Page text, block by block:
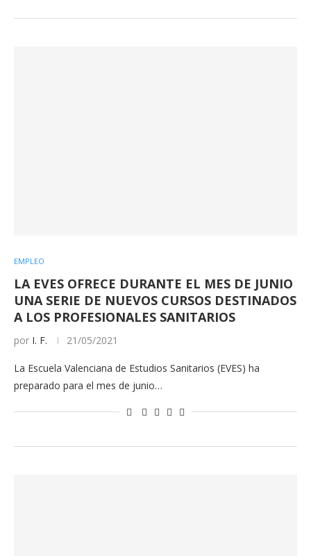
EMPLEO
LA EVES OFRECE DURANTE EL MES DE JUNIO
UNA SERIE DE NUEVOS CURSOS DESTINADOS
A LOS PROFESIONALES SANITARIOS
por I. F. 21/05/2021
La Escuela Valenciana de Estudios Sanitarios (EVES) ha
preparado para el mes de junio…